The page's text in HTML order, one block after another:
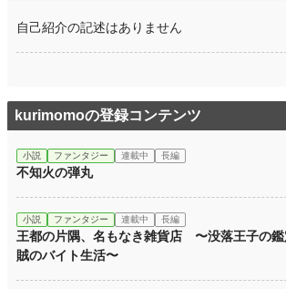
自己紹介の記述はありません
kurimomoの登録コンテンツ
小説 ファンタジー 連載中 長編
不知火の弾丸
小説 ファンタジー 連載中 長編
王都の片隅、名もなき雑貨店 〜没落王子の
賊のバイト生活〜